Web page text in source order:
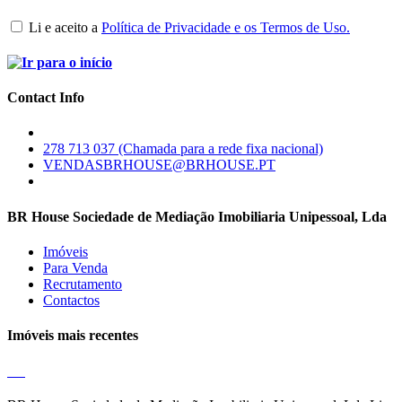
Li e aceito a Política de Privacidade e os Termos de Uso.
Contact Info
278 713 037 (Chamada para a rede fixa nacional)
VENDASBRHOUSE@BRHOUSE.PT
BR House Sociedade de Mediação Imobiliaria Unipessoal, Lda
Imóveis
Para Venda
Recrutamento
Contactos
Imóveis mais recentes